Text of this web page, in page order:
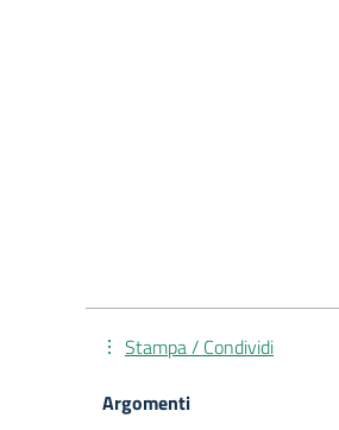
Stampa / Condividi
Argomenti